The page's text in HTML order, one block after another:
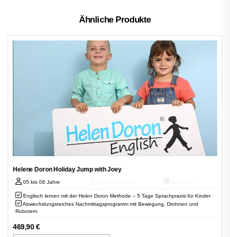
Ähnliche Produkte
Helene Doron Holiday Jump with Joey
05 bis 08 Jahre
Englisch lernen mit der Helen Doron Methode – 5 Tage Sprachpraxis für Kinder
Abwechslungsreiches Nachmittagsprogramm mit Bewegung, Drohnen und
Robotern
469,90€